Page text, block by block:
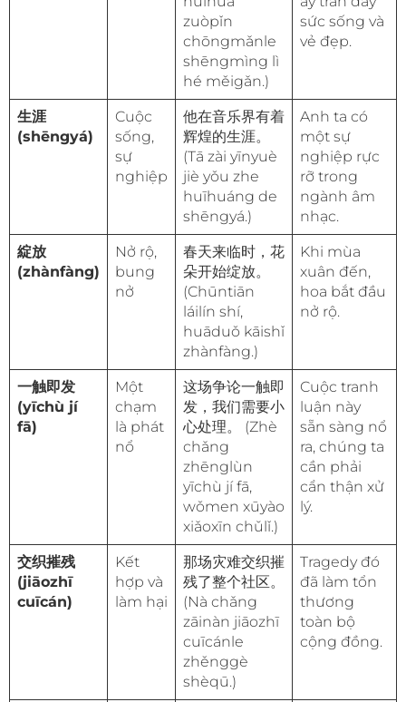
zuòpǐn
chōngmǎnle
shēngmìng lì
hé měigǎn.)
sức sống và
vẻ đẹp.
生涯
(shēngyá)
Cuộc
sống,
sự
nghiệp
他在音乐界有着
辉煌的生涯。
(Tā zài yīnyuè
jiè yǒu zhe
huīhuáng de
shēngyá.)
Anh ta có
một sự
nghiệp rực
rỡ trong
ngành âm
nhạc.
綻放
(zhànfàng)
Nở rộ,
bung
nở
春天来临时，花
朵开始绽放。
(Chūntiān
láilín shí,
huāduǒ kāishǐ
zhànfàng.)
Khi mùa
xuân đến,
hoa bắt đầu
nở rộ.
一触即发
(yīchù jí
fā)
Một
chạm
là phát
nổ
这场争论一触即
发，我们需要小
心处理。 (Zhè
chǎng
zhēnglùn
yīchù jí fā,
wǒmen xūyào
xiǎoxīn chǔlǐ.)
Cuộc tranh
luận này
sẵn sàng nổ
ra, chúng ta
cần phải
cẩn thận xử
lý.
交织摧残
(jiāozhī
cuīcán)
Kết
hợp và
làm hại
那场灾难交织摧
残了整个社区。
(Nà chǎng
zāinàn jiāozhī
cuīcánle
zhěnggè
shèqū.)
Tragedy đó
đã làm tổn
thương
toàn bộ
cộng đồng.